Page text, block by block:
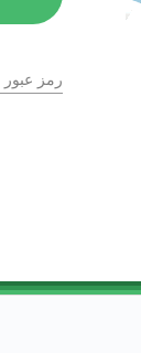
رمز